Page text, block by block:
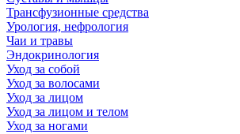
Трансфузионные средства
Урология, нефрология
Чаи и травы
Эндокринология
Уход за собой
Уход за волосами
Уход за лицом
Уход за лицом и телом
Уход за ногами